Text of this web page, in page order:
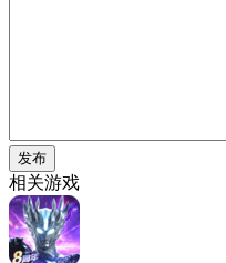
发布
相关游戏